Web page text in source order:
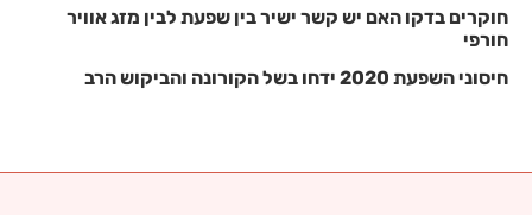
חוקרים בדקו האם יש קשר ישיר בין שפעת לבין מזג אוויר
חורפי
חיסוני השפעת 2020 ידחו בשל הקורונה והביקוש הרב